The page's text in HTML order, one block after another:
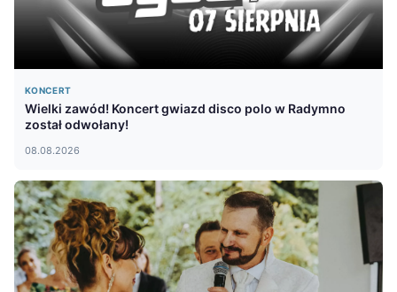
KONCERT
Wielki zawód! Koncert gwiazd disco polo w Radymno
został odwołany!
08.08.2026